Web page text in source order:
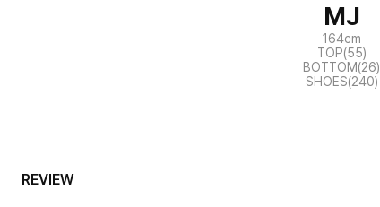
MJ
164cm
TOP(55)
BOTTOM(26)
SHOES(240)
REVIEW